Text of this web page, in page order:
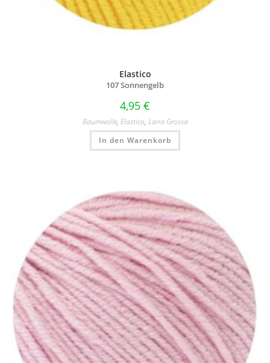
Elastico
107 Sonnengelb
4,95 €
Baumwolle, Elastico, Lana Grossa
In den Warenkorb